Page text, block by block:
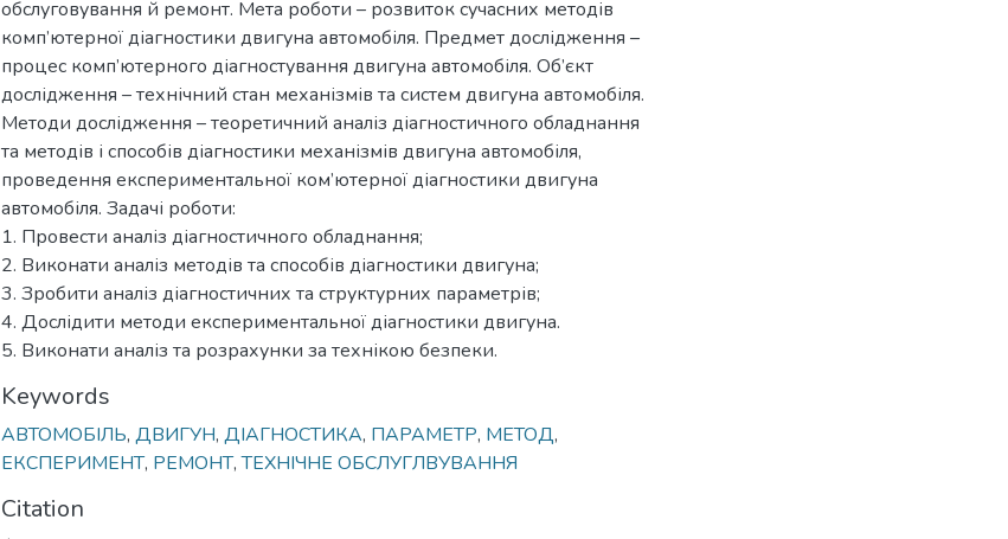
обслуговування й ремонт. Мета роботи – розвиток сучасних методів
комп’ютерної діагностики двигуна автомобіля. Предмет дослідження –
процес комп’ютерного діагностування двигуна автомобіля. Об’єкт
дослідження – технічний стан механізмів та систем двигуна автомобіля.
Методи дослідження – теоретичний аналіз діагностичного обладнання
та методів і способів діагностики механізмів двигуна автомобіля,
проведення експериментальної ком’ютерної діагностики двигуна
автомобіля. Задачі роботи:
1. Провести аналіз діагностичного обладнання;
2. Виконати аналіз методів та способів діагностики двигуна;
3. Зробити аналіз діагностичних та структурних параметрів;
4. Дослідити методи експериментальної діагностики двигуна.
5. Виконати аналіз та розрахунки за технікою безпеки.
Keywords
АВТОМОБІЛЬ, ДВИГУН, ДІАГНОСТИКА, ПАРАМЕТР, МЕТОД,
ЕКСПЕРИМЕНТ, РЕМОНТ,ТЕХНІЧНЕ ОБСЛУГЛВУВАННЯ
Citation